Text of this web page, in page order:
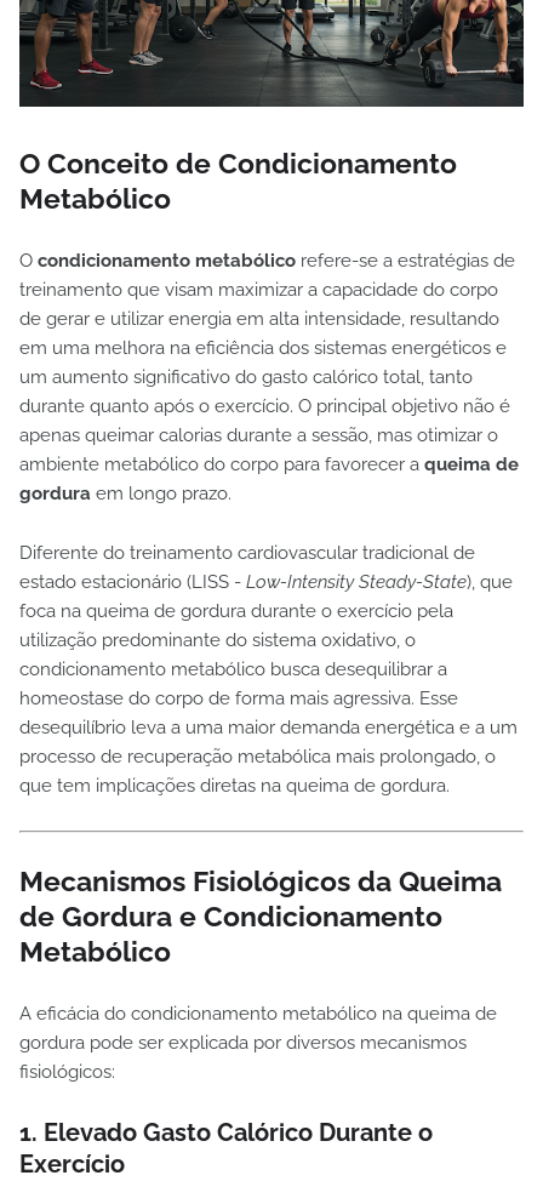
O Conceito de Condicionamento
Metabólico
O condicionamento metabólico refere-se a estratégias de
treinamento que visam maximizar a capacidade do corpo
de gerar e utilizar energia em alta intensidade, resultando
em uma melhora na eficiência dos sistemas energéticos e
um aumento significativo do gasto calórico total, tanto
durante quanto após o exercício. O principal objetivo não é
apenas queimar calorias durante a sessão, mas otimizar o
ambiente metabólico do corpo para favorecer a queima de
gordura em longo prazo.
Diferente do treinamento cardiovascular tradicional de
estado estacionário (LISS - Low-Intensity Steady-State), que
foca na queima de gordura durante o exercício pela
utilização predominante do sistema oxidativo, o
condicionamento metabólico busca desequilibrar a
homeostase do corpo de forma mais agressiva. Esse
desequilíbrio leva a uma maior demanda energética e a um
processo de recuperação metabólica mais prolongado, o
que tem implicações diretas na queima de gordura.
Mecanismos Fisiológicos da Queima
de Gordura e Condicionamento
Metabólico
A eficácia do condicionamento metabólico na queima de
gordura pode ser explicada por diversos mecanismos
fisiológicos:
1. Elevado Gasto Calórico Durante o
Exercício